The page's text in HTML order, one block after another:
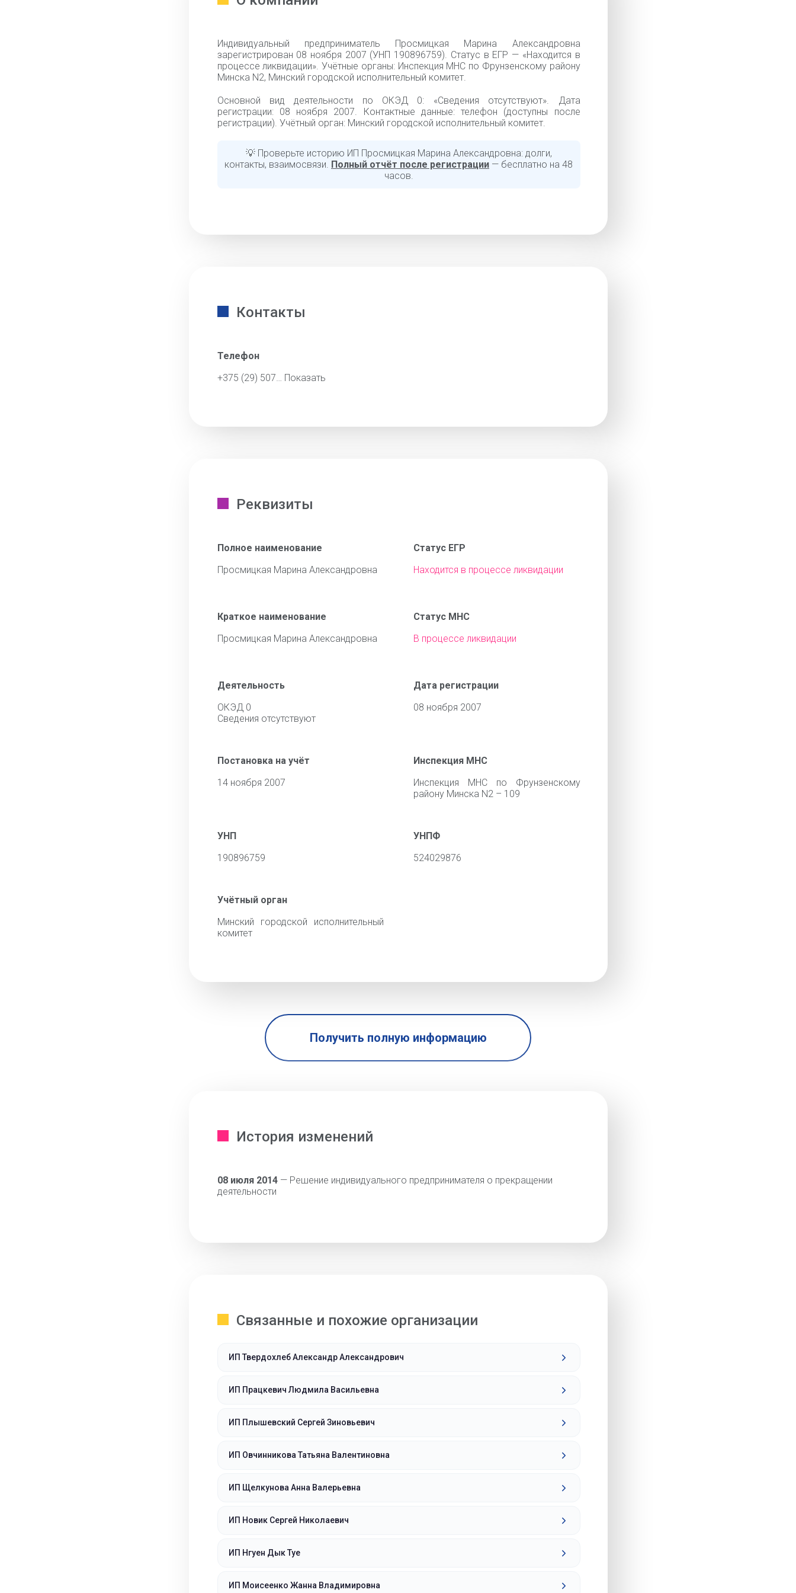
Индивидуальный предприниматель Просмицкая Марина Александровна
зарегистрирован 08 ноября 2007 (УНП 190896759). Статус в ЕГР — «Находится в
процессе ликвидации». Учётные органы: Инспекция МНС по Фрунзенскому району
Минска N2, Минский городской исполнительный комитет.
Основной вид деятельности по ОКЭД 0: «Сведения отсутствуют». Дата
регистрации: 08 ноября 2007. Контактные данные: телефон (доступны после
регистрации). Учётный орган: Минский городской исполнительный комитет.
💡 Проверьте историю ИП Просмицкая Марина Александровна: долги,
контакты, взаимосвязи. Полный отчёт после регистрации — бесплатно на 48
часов.
Контакты
Телефон
+375 (29) 507… Показать
Реквизиты
Полное наименование
Просмицкая Марина Александровна
Статус ЕГР
Находится в процессе ликвидации
Краткое наименование
Просмицкая Марина Александровна
Статус МНС
В процессе ликвидации
Деятельность
ОКЭД 0
Сведения отсутствуют
Дата регистрации
08 ноября 2007
Постановка на учёт
14 ноября 2007
Инспекция МНС
Инспекция МНС по Фрунзенскому
району Минска N2 – 109
УНП
190896759
УНПФ
524029876
Учётный орган
Минский городской исполнительный
комитет
Получить полную информацию
История изменений
08 июля 2014— Решение индивидуального предпринимателя о прекращении
деятельности
Связанные и похожие организации
ИП Твердохлеб Александр Александрович
ИП Працкевич Людмила Васильевна
ИП Плышевский Сергей Зиновьевич
ИП Овчинникова Татьяна Валентиновна
ИП Щелкунова Анна Валерьевна
ИП Новик Сергей Николаевич
ИП Нгуен Дык Туе
ИП Моисеенко Жанна Владимировна